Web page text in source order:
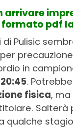
arrivare
formato pdf
di Pulisic
in
.
fisica,
Salterà
qualche